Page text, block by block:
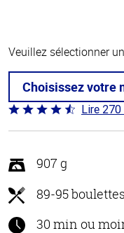
Veuillez sélectionner
Choisissez votre
Coté
4.5 sur
Lire
907 g
89-95 boulettes
30 min ou